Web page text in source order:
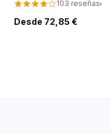
103 reseñas
Desde 72,85 €